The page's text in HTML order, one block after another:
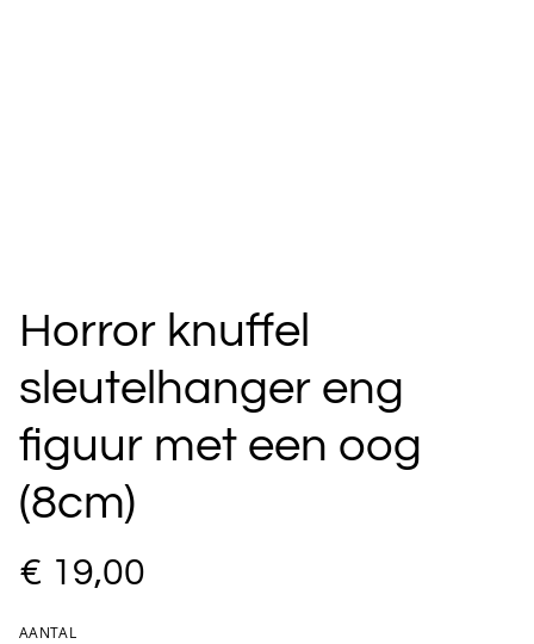
Horror knuffel
sleutelhanger eng
figuur met een oog
(8cm)
€ 19,00
AANTAL